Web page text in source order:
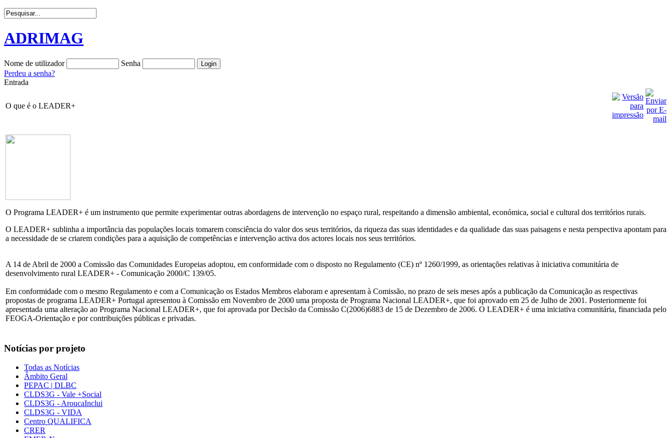
ADRIMAG
Nome de utilizador
Senha
Perdeu a senha?
Entrada
O que é o LEADER+
O Programa LEADER+ é um instrumento que permite experimentar outras abordagens de intervenção no espaço rural, respeitando a dimensão ambiental, económica, social e cultural dos territórios rurais.
O LEADER+ sublinha a importância das populações locais tomarem consciência do valor dos seus territórios, da riqueza das suas identidades e da qualidade das suas paisagens e nesta perspectiva apontam para
a necessidade de se criarem condições para a aquisição de competências e intervenção activa dos actores locais nos seus territórios.
A 14 de Abril de 2000 a Comissão das Comunidades Europeias adoptou, em conformidade com o disposto no Regulamento (CE) nº 1260/1999, as orientações relativas à iniciativa comunitária de
desenvolvimento rural LEADER+ - Comunicação 2000/C 139/05.
Em conformidade com o mesmo Regulamento e com a Comunicação os Estados Membros elaboram e apresentam à Comissão, no prazo de seis meses após a publicação da Comunicação as respectivas
propostas de programa LEADER+ Portugal apresentou à Comissão em Novembro de 2000 uma proposta de Programa Nacional LEADER+, que foi aprovado em 25 de Julho de 2001. Posteriormente foi
apresentada uma alteração ao Programa Nacional LEADER+, que foi aprovada por Decisão da Comissão C(2006)6883 de 15 de Dezembro de 2006. O LEADER+ é uma iniciativa comunitária, financiada pelo
FEOGA-Orientação e por contribuições públicas e privadas.
Notícias por projeto
Todas as Notícias
Âmbito Geral
PEPAC | DLBC
CLDS3G - Vale +Social
CLDS3G - AroucaInclui
CLDS3G - VIDA
Centro QUALIFICA
CRER